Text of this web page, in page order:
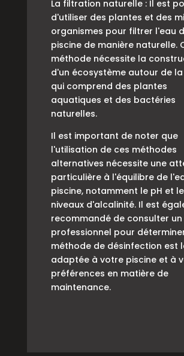
La filtration naturelle : Il est
d'utiliser des plantes et des
organismes pour filtrer l'eau
piscine de manière naturelle.
méthode nécessite la
d'un écosystème autour de la
qui comprend des plantes
aquatiques et des bactéries
naturelles.
Il est important de noter que
l'utilisation de ces méthodes
alternatives nécessite une
particulière à l'équilibre de
piscine, notamment le pH et
niveaux d'alcalinité. Il est
recommandé de consulter un
professionnel pour
méthode de désinfection est
adaptée à votre piscine et à
préférences en matière de
maintenance.